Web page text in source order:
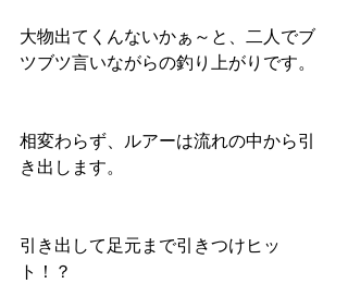
大物出てくんないかぁ～と、二人でブ
ツブツ言いながらの釣り上がりです。
相変わらず、ルアーは流れの中から引
き出します。
引き出して足元まで引きつけヒッ
ト！？